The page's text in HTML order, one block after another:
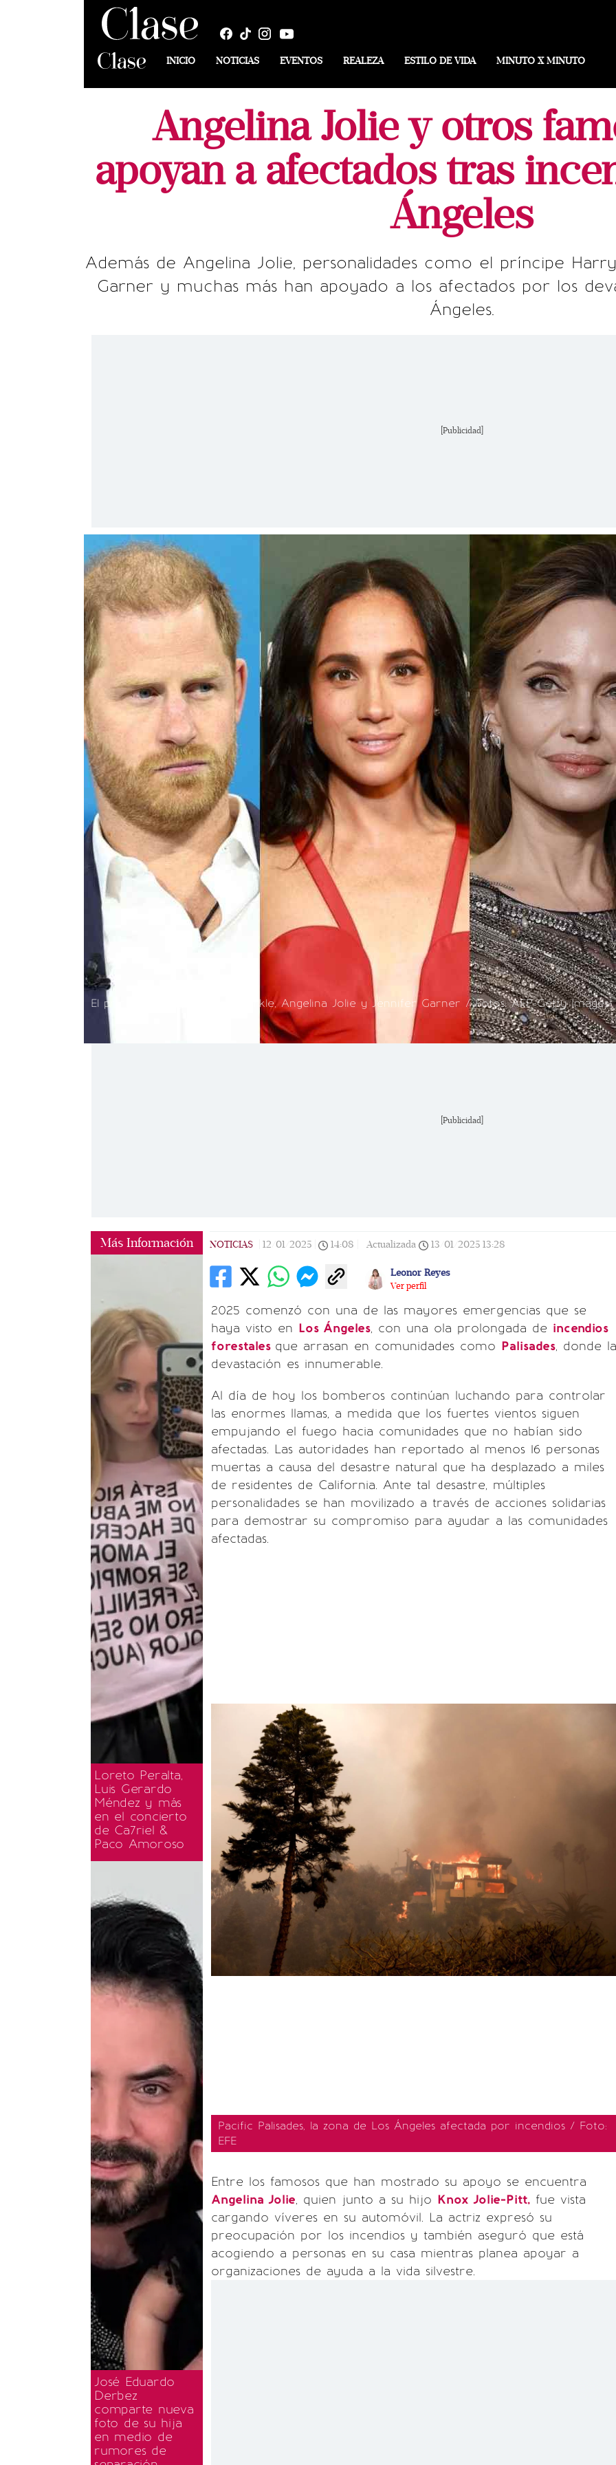
INICIO NOTICIAS EVENTOS REALEZA ESTILO DE VIDA MINUTO X MINUTO
⁠Angelina Jolie y otros
apoyan a afectados tras
Ángeles
Además de Angelina Jolie, personalidades como el príncipe
Garner y muchas más han apoyado a los afectados por los
Ángeles.
[Publicidad]
El príncipe Harry, Meghan Markle, Angelina Jolie y Jennifer Garner / Fotos: AFP-Getty Images-
[Publicidad]
Más Información
Loreto Peralta,
Luis Gerardo
Méndez y más
en el concierto
de Ca7riel &
Paco Amoroso
José Eduardo
Derbez
comparte nueva
foto de su hija
en medio de
rumores de
NOTICIAS 12/01/2025 14:08 Actualizada 13/01/2025 13:28
Leonor Reyes
Ver perfil
2025 comenzó con una de las mayores emergencias que se
haya visto en Los Ángeles, con una ola prolongada de incendios
forestales que arrasan en comunidades como Palisades, donde la
devastación es innumerable.
Al día de hoy los bomberos continúan luchando para controlar
las enormes llamas, a medida que los fuertes vientos siguen
empujando el fuego hacia comunidades que no habían sido
afectadas. Las autoridades han reportado al menos 16 personas
muertas a causa del desastre natural que ha desplazado a miles
de residentes de California. Ante tal desastre, múltiples
personalidades se han movilizado a través de acciones solidarias
para demostrar su compromiso para ayudar a las comunidades
afectadas.
Pacific Palisades, la zona de Los Ángeles afectada por incendios / Foto:
EFE
Entre los famosos que han mostrado su apoyo se encuentra
Angelina Jolie, quien junto a su hijo Knox Jolie-Pitt, fue vista
cargando víveres en su automóvil. La actriz expresó su
preocupación por los incendios y también aseguró que está
acogiendo a personas en su casa mientras planea apoyar a
organizaciones de ayuda a la vida silvestre.